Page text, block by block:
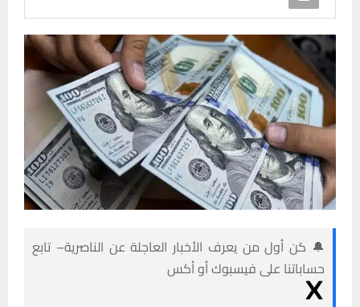
🔔 كن أول من يعرف الأخبار العاجلة عن الناصرية– تابع
حساباتنا على فيسبوك أو أكس